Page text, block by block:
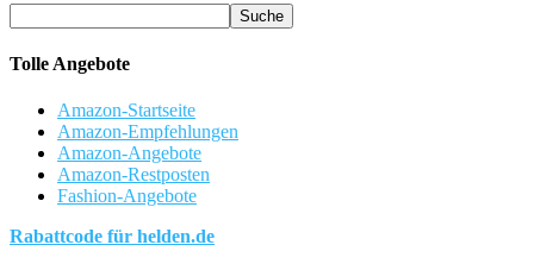
Tolle Angebote
Amazon-Startseite
Amazon-Empfehlungen
Amazon-Angebote
Amazon-Restposten
Fashion-Angebote
Rabattcode für helden.de